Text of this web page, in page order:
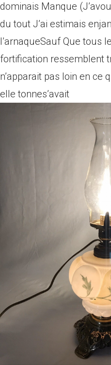
dominais Manque
du tout J’ai estimais
l’arnaqueSauf Que tous
fortification ressemblent
n’apparait pas loin en ce
elle tonnes’avait